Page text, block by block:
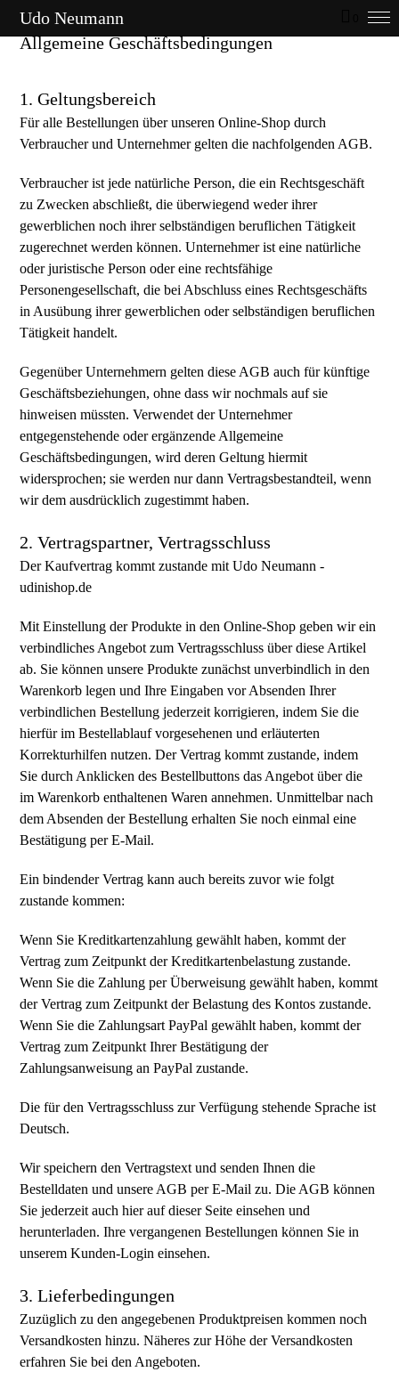
Udo Neumann
Allgemeine Geschäftsbedingungen
1. Geltungsbereich
Für alle Bestellungen über unseren Online-Shop durch
Verbraucher und Unternehmer gelten die nachfolgenden AGB.
Verbraucher ist jede natürliche Person, die ein Rechtsgeschäft
zu Zwecken abschließt, die überwiegend weder ihrer
gewerblichen noch ihrer selbständigen beruflichen Tätigkeit
zugerechnet werden können. Unternehmer ist eine natürliche
oder juristische Person oder eine rechtsfähige
Personengesellschaft, die bei Abschluss eines Rechtsgeschäfts
in Ausübung ihrer gewerblichen oder selbständigen beruflichen
Tätigkeit handelt.
Gegenüber Unternehmern gelten diese AGB auch für künftige
Geschäftsbeziehungen, ohne dass wir nochmals auf sie
hinweisen müssten. Verwendet der Unternehmer
entgegenstehende oder ergänzende Allgemeine
Geschäftsbedingungen, wird deren Geltung hiermit
widersprochen; sie werden nur dann Vertragsbestandteil, wenn
wir dem ausdrücklich zugestimmt haben.
2. Vertragspartner, Vertragsschluss
Der Kaufvertrag kommt zustande mit Udo Neumann -
udinishop.de
Mit Einstellung der Produkte in den Online-Shop geben wir ein
verbindliches Angebot zum Vertragsschluss über diese Artikel
ab. Sie können unsere Produkte zunächst unverbindlich in den
Warenkorb legen und Ihre Eingaben vor Absenden Ihrer
verbindlichen Bestellung jederzeit korrigieren, indem Sie die
hierfür im Bestellablauf vorgesehenen und erläuterten
Korrekturhilfen nutzen. Der Vertrag kommt zustande, indem
Sie durch Anklicken des Bestellbuttons das Angebot über die
im Warenkorb enthaltenen Waren annehmen. Unmittelbar nach
dem Absenden der Bestellung erhalten Sie noch einmal eine
Bestätigung per E-Mail.
Ein bindender Vertrag kann auch bereits zuvor wie folgt
zustande kommen:
Wenn Sie Kreditkartenzahlung gewählt haben, kommt der
Vertrag zum Zeitpunkt der Kreditkartenbelastung zustande.
Wenn Sie die Zahlung per Überweisung gewählt haben, kommt
der Vertrag zum Zeitpunkt der Belastung des Kontos zustande.
Wenn Sie die Zahlungsart PayPal gewählt haben, kommt der
Vertrag zum Zeitpunkt Ihrer Bestätigung der
Zahlungsanweisung an PayPal zustande.
Die für den Vertragsschluss zur Verfügung stehende Sprache ist
Deutsch.
Wir speichern den Vertragstext und senden Ihnen die
Bestelldaten und unsere AGB per E-Mail zu. Die AGB können
Sie jederzeit auch hier auf dieser Seite einsehen und
herunterladen. Ihre vergangenen Bestellungen können Sie in
unserem Kunden-Login einsehen.
3. Lieferbedingungen
Zuzüglich zu den angegebenen Produktpreisen kommen noch
Versandkosten hinzu. Näheres zur Höhe der Versandkosten
erfahren Sie bei den Angeboten.